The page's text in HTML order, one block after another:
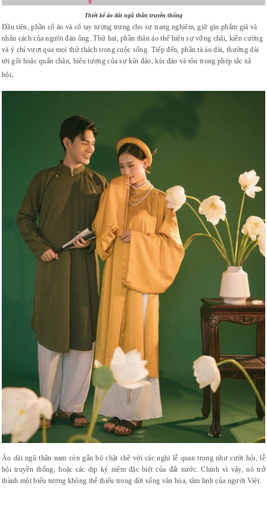
Thiết kế áo dài ngũ thân truyền thống
Đầu tiên, phần cổ áo và cổ tay tượng trưng cho sự trang nghiêm, giữ gìn phẩm giá và
nhân cách của người đàn ông. Thứ hai, phần thân áo thể hiện sự vững chãi, kiên cường
và ý chí vượt qua mọi thử thách trong cuộc sống. Tiếp đến, phần tà áo dài, thường dài
tới gối hoặc quấn chân, biểu tượng của sự kín đáo, kín đáo và tôn trọng phép tắc xã
hội.
Áo dài ngũ thân nam còn gắn bó chặt chẽ với các nghi lễ quan trọng như cưới hỏi, lễ
hội truyền thống, hoặc các dịp kỷ niệm đặc biệt của đất nước. Chính vì vậy, nó trở
thành một biểu tượng không thể thiếu trong đời sống văn hóa, tâm linh của người Việt.